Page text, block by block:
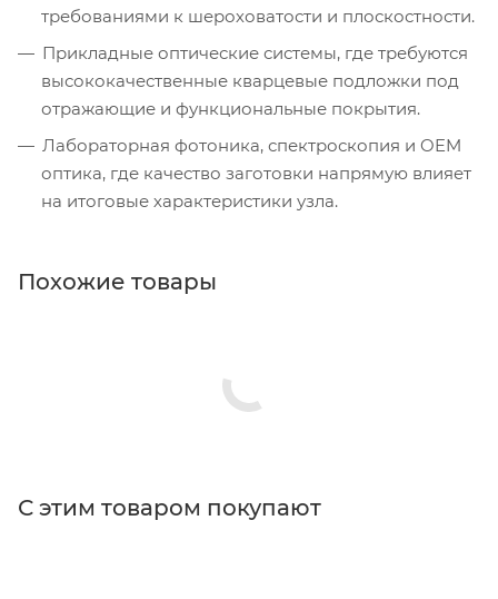
требованиями к шероховатости и плоскостности.
Прикладные оптические системы, где требуются
высококачественные кварцевые подложки под
отражающие и функциональные покрытия.
Лабораторная фотоника, спектроскопия и OEM
оптика, где качество заготовки напрямую влияет
на итоговые характеристики узла.
Похожие товары
С этим товаром покупают